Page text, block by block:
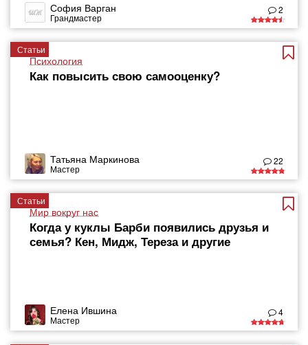
София Варган
Грандмастер
2
Статьи
Психология
Как повысить свою самооценку?
Татьяна Маркинова
Мастер
22
Статьи
Мир вокруг нас
Когда у куклы Барби появились друзья и
семья? Кен, Мидж, Тереза и другие
Елена Ившина
Мастер
4